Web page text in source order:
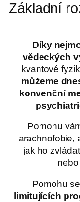
Základní
Díky
vědeckých
kvantové
můžeme
konvenční
Pomohu
arachnofobie,
jak ho
nebo
Pomohu
limitujících